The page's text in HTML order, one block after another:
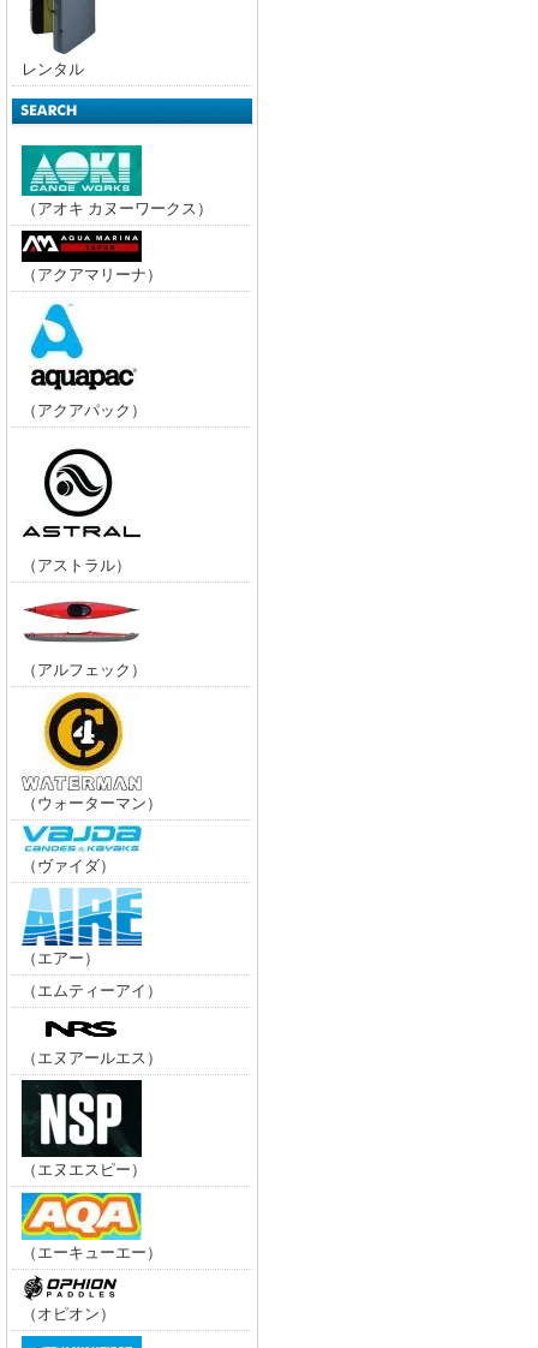
レンタル
（アオキ カヌーワークス）
（アクアマリーナ）
（アクアパック）
（アストラル）
（アルフェック）
（ウォーターマン）
（ヴァイダ）
（エアー）
（エムティーアイ）
（エヌアールエス）
（エヌエスピー）
（エーキューエー）
（オピオン）